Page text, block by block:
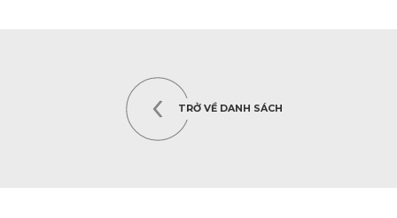
TRỞ VỀ DANH SÁCH